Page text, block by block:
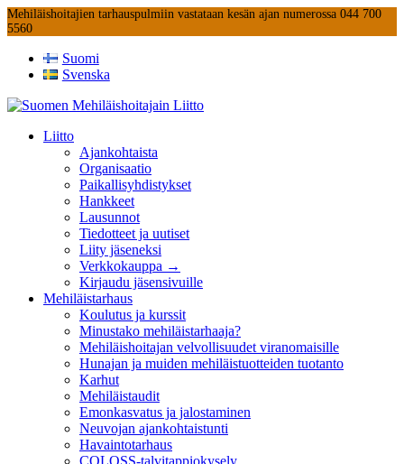
Mehiläishoitajien tarhauspulmiin vastataan kesän ajan numerossa 044 700
5560
Suomi
Svenska
Liitto
Ajankohtaista
Organisaatio
Paikallisyhdistykset
Hankkeet
Lausunnot
Tiedotteet ja uutiset
Liity jäseneksi
Verkkokauppa →
Kirjaudu jäsensivuille
Mehiläistarhaus
Koulutus ja kurssit
Minustako mehiläistarhaaja?
Mehiläishoitajan velvollisuudet viranomaisille
Hunajan ja muiden mehiläistuotteiden tuotanto
Karhut
Mehiläistaudit
Emonkasvatus ja jalostaminen
Neuvojan ajankohtaistunti
Havaintotarhaus
COLOSS-talvitappiokysely